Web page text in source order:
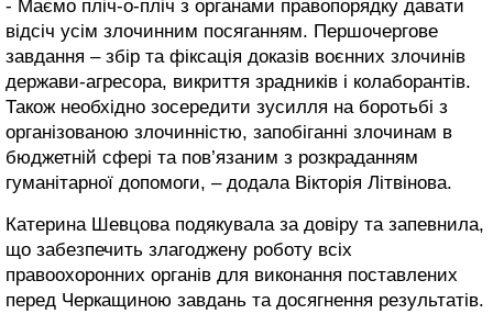
- Маємо пліч-о-пліч з органами правопорядку давати
відсіч усім злочинним посяганням. Першочергове
завдання – збір та фіксація доказів воєнних злочинів
держави-агресора, викриття зрадників і колаборантів.
Також необхідно зосередити зусилля на боротьбі з
організованою злочинністю, запобіганні злочинам в
бюджетній сфері та пов’язаним з розкраданням
гуманітарної допомоги, – додала Вікторія Літвінова.
Катерина Шевцова подякувала за довіру та запевнила,
що забезпечить злагоджену роботу всіх
правоохоронних органів для виконання поставлених
перед Черкащиною завдань та досягнення результатів.